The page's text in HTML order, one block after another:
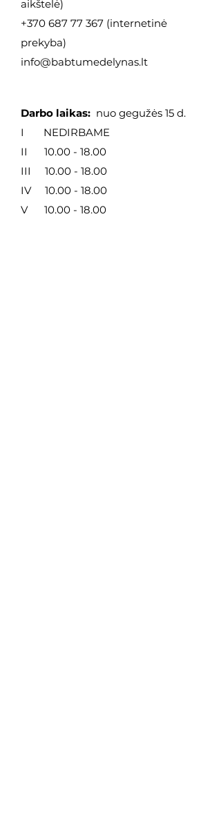
aikštelė)
+370 687 77 367 (internetinė
prekyba)
info@babtumedelynas.lt
Darbo laikas: nuo gegužės 15 d.
I NEDIRBAME
II 10.00 - 18.00
III 10.00 - 18.00
IV 10.00 - 18.00
V 10.00 - 18.00